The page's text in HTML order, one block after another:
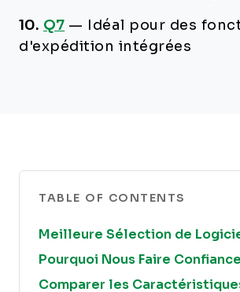
10. Q7 —
Idéal pour des
d'expédition intégrées
TABLE OF CONTENTS
Meilleure Sélection de
Pourquoi Nous Faire Confiance
Comparer les